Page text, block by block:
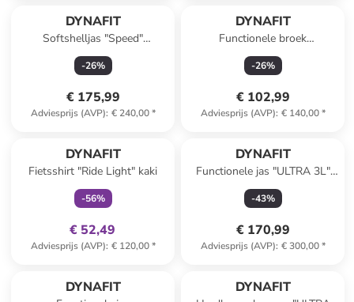
DYNAFIT
Softshelljas "Speed"
zwart/Hellrosa
-26%
€ 175,99
Adviesprijs (AVP): € 240,00*
DYNAFIT
Functionele broek
"TRANSALPER" zwart
-26%
€ 102,99
Adviesprijs (AVP): € 140,00*
DYNAFIT
Fietsshirt "Ride Light" kaki
-56%
€ 52,49
Adviesprijs (AVP): € 120,00*
DYNAFIT
Functionele jas "ULTRA 3L"
zwart
-43%
€ 170,99
Adviesprijs (AVP): € 300,00*
DYNAFIT DYNAFIT